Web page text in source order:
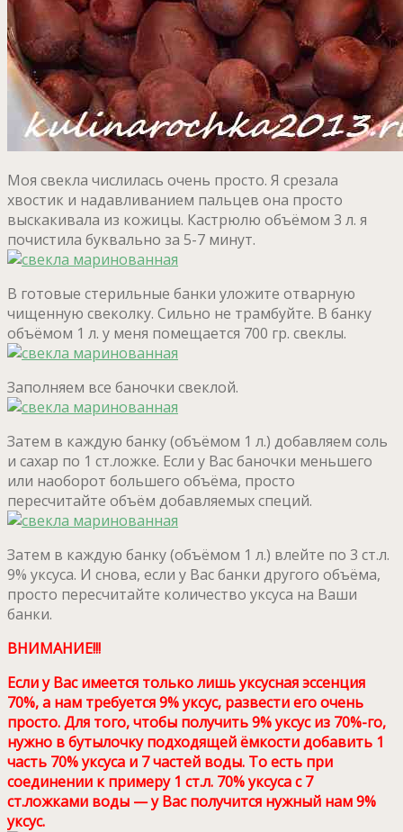
Моя свекла числилась очень просто. Я срезала
хвостик и надавливанием пальцев она просто
выскакивала из кожицы. Кастрюлю объёмом 3 л. я
почистила буквально за 5-7 минут.
В готовые стерильные банки уложите отварную
чищенную свеколку. Сильно не трамбуйте. В банку
объёмом 1 л. у меня помещается 700 гр. свеклы.
Заполняем все баночки свеклой.
Затем в каждую банку (объёмом 1 л.) добавляем соль
и сахар по 1 ст.ложке. Если у Вас баночки меньшего
или наоборот большего объёма, просто
пересчитайте объём добавляемых специй.
Затем в каждую банку (объёмом 1 л.) влейте по 3 ст.л.
9% уксуса. И снова, если у Вас банки другого объёма,
просто пересчитайте количество уксуса на Ваши
банки.
ВНИМАНИЕ!!!
Если у Вас имеется только лишь уксусная эссенция
70%, а нам требуется 9% уксус, развести его очень
просто. Для того, чтобы получить 9% уксус из 70%-го,
нужно в бутылочку подходящей ёмкости добавить 1
часть 70% уксуса и 7 частей воды. То есть при
соединении к примеру 1 ст.л. 70% уксуса с 7
ст.ложками воды — у Вас получится нужный нам 9%
уксус.